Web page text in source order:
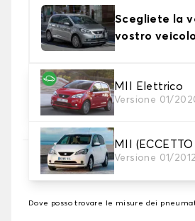
Scegliete la
vostro veicolo
MII Elettrico
Versione 01/
MII
Versione 01/
2. Finitura a calza
Scegli le calze da neve adatte
3. Dimensioni
Inserire le dimensioni del
Dove posso trovare le misure dei